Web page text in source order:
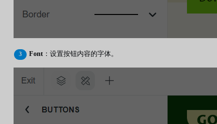
Font ：设置按钮内容的字体。